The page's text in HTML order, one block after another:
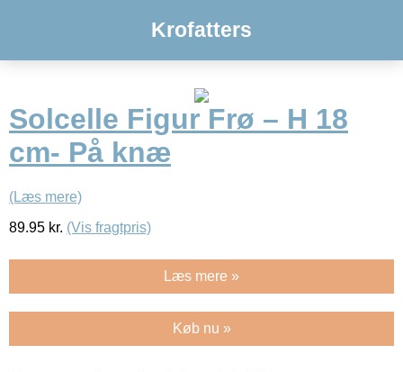
Krofatters
Solcelle Figur Frø – H 18
cm- På knæ
(Læs mere)
89.95 kr. (Vis fragtpris)
Læs mere »
Køb nu »